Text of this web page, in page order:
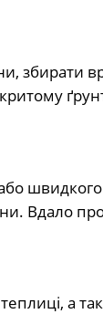
збирати
Вдало
а